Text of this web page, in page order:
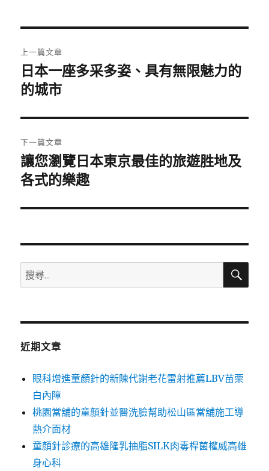
章
導
覽
上一篇文章
上
一
文
章:
日本一座多采多姿、具有無限魅力的
的城市
下一篇文章
下
一
文
讓您瀏覽日本東京最佳的旅遊胜地及
各式的樂趣
搜
尋
鍵
搜
近期文章
眼科增進童顏針的新陳代謝老花雷射推薦LBV苗栗
白內障
桃園當舖的童顏針並醫洗臉幫助松山區當舖施工導
熱介面材
童顏針診療的高雄隆乳抽脂SILK肉毒桿菌權威高雄
身心科